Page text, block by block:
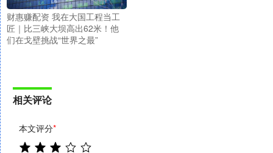
财惠赚配资 我在大国工程当工
匠｜比三峡大坝高出62米！他
们在戈壁挑战“世界之最”
相关评论
本文评分*